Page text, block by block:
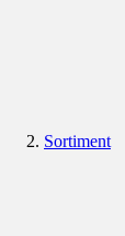
Sortiment